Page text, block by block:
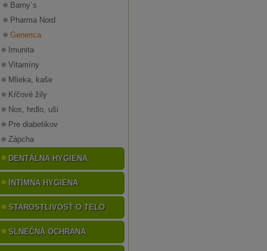
Barny´s
Pharma Nord
Generica
Imunita
Vitamíny
Mlieka, kaše
Kŕčové žily
Nos, hrdlo, uši
Pre diabetikov
Zápcha
DENTÁLNA HYGIENA
INTÍMNA HYGIENA
STAROSTLIVOSŤ O TELO
SLNEČNÁ OCHRANA